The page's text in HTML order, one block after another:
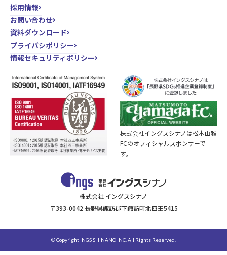
採用情報
お問い合わせ
資料ダウンロード
プライバシポリシー
情報セキュリティポリシー
株式会社イングスシナノは松本山雅
FCのオフィシャルスポンサーで
す。
株式会社 イングスシナノ
〒393-0042 長野県諏訪郡下諏訪町北四王5415
© Copyright INGS SHINANO INC. All Rights Reserved.